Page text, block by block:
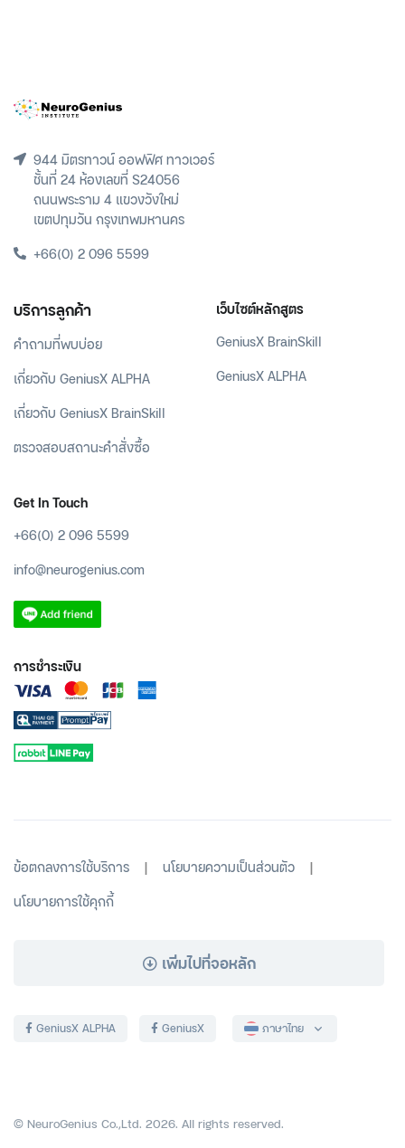
944 มิตรทาวน์ ออฟฟิศ ทาวเวอร์
ชั้นที่ 24 ห้องเลขที่ S24056
ถนนพระราม 4 แขวงวังใหม่
เขตปทุมวัน กรุงเทพมหานคร
+66(0) 2 096 5599
บริการลูกค้า
คำถามที่พบบ่อย
เกี่ยวกับ GeniusX ALPHA
เกี่ยวกับ GeniusX BrainSkill
ตรวจสอบสถานะคำสั่งซื้อ
เว็บไซต์หลักสูตร
GeniusX BrainSkill
GeniusX ALPHA
Get In Touch
+66(0) 2 096 5599
info@neurogenius.com
การชำระเงิน
ข้อตกลงการใช้บริการ | นโยบายความเป็นส่วนตัว |
นโยบายการใช้คุกกี้
เพิ่มไปที่จอหลัก
GeniusX ALPHA GeniusX ภาษาไทย
© NeuroGenius Co.,Ltd. 2026. All rights reserved.